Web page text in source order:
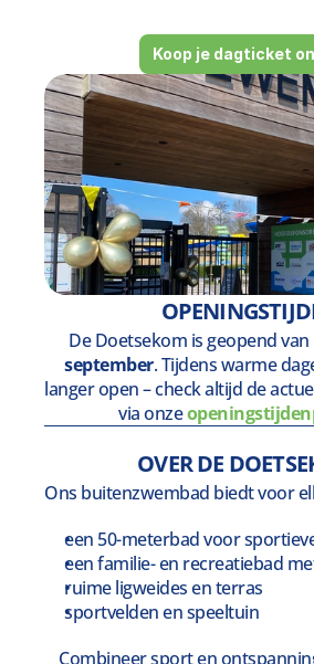
Koop je dagticket
De Doetsekom is geopend van
september. Tijdens warme
langer open – check altijd de
via onze
OVER DE
Ons buitenzwembad biedt voor
een 50-meterbad voor
een familie- en recreatiebad
ruime ligweides en terras
sportvelden en speeltuin
Combineer sport en